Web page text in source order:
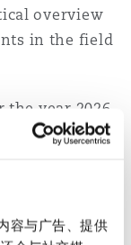
容与广告、提供
overview
in the field
year 2026.
next year at
Cologne